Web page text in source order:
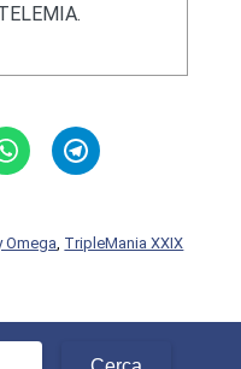
Omega TripleMania XXIX